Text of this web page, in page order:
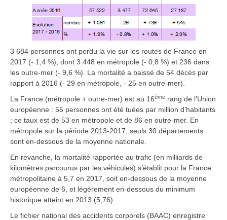
3 684 personnes ont perdu la vie sur les routes de France en
2017 (- 1,4 %), dont 3 448 en métropole (- 0,8 %) et 236 dans
les outre-mer (- 9,6 %). La mortalité a baissé de 54 décès par
rapport à 2016 (- 29 en métropole, - 25 en outre-mer).
La France (métropole + outre-mer) est au 16ème rang de l’Union
européenne : 55 personnes ont été tuées par million d’habitants
; ce taux est de 53 en métropole et de 86 en outre-mer. En
métropole sur la période 2013-2017, seuls 30 départements
sont en-dessous de la moyenne nationale.
En revanche, la mortalité rapportée au trafic (en milliards de
kilomètres parcourus par les véhicules) s’établit pour la France
métropolitaine à 5,7 en 2017, soit en-dessous de la moyenne
européenne de 6, et légèrement en-dessous du minimum
historique atteint en 2013 (5,76).
Le fichier national des accidents corporels (BAAC) enregistre